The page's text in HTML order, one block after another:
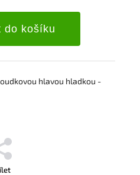
do košíku
hlavou hladkou -